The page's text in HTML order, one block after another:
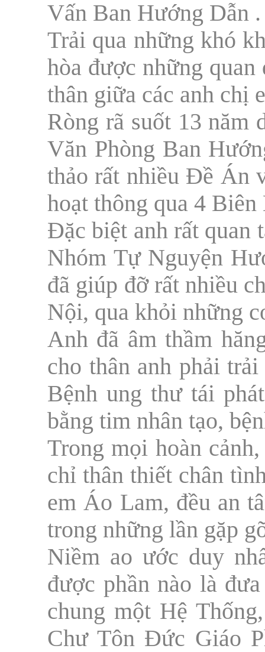
Vấn Ban Hướng Dẫn .
Trải qua những khó
hòa được những
thân giữa các anh chị
Ròng rã suốt 13 năm
Văn Phòng Ban
thảo rất nhiều Đề Án
hoạt thông qua 4
Đặc biệt anh rất quan
Nhóm Tự Nguyện
đã giúp đỡ rất nhiều
Nội, qua khỏi những
Anh đã âm thầm
cho thân anh phải
Bệnh ung thư tái
bằng tim nhân tạo,
Trong mọi hoàn
chỉ thân thiết chân
em Áo Lam, đều an
trong những lần gặp
Niềm ao ước duy
được phần nào là
chung một Hệ
Chư Tôn Đức Giáo